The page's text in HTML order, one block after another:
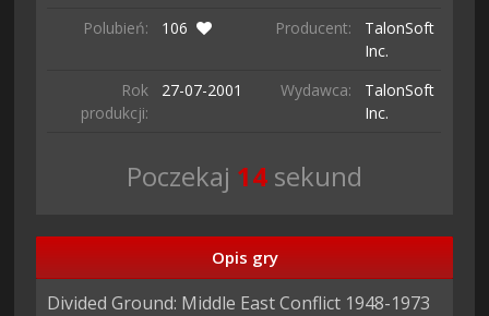
Polubień:
106 Producent:
TalonSoft
Inc.
Rok
produkcji:
27-07-2001 Wydawca:
TalonSoft
Inc.
Poczekaj 13 sekund
Opis gry
Divided Ground: Middle East Conflict 1948-1973